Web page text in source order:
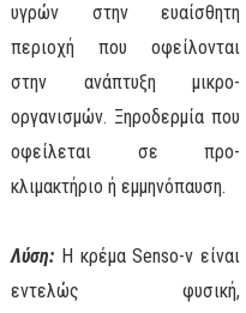
υγρών στην ευαίσθητη
περιοχή που οφείλονται
στην ανάπτυξη μικρο-
οργανισμών. Ξηροδερμία που
οφείλεται σε προ-
κλιμακτήριο ή εμμηνόπαυση.
Λύση: Η κρέμα Senso-v είναι
εντελώς φυσική,